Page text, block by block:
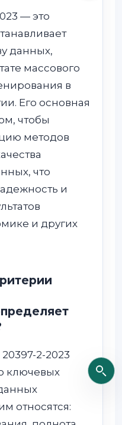
— это
данных,
массового
в
Его основная
чтобы
методов
что
и
и других
2-2023
ключевых
относятся: